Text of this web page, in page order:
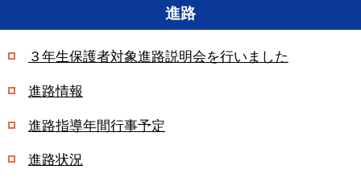
進路
３年生保護者対象進路説明会を行いました
進路情報
進路指導年間行事予定
進路状況